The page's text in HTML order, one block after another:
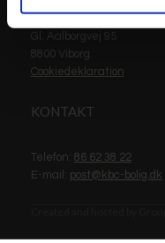
Gl. Aalborgvej 95
8800 Viborg
Cookiedeklaration
KONTAKT​
Telefon: 86 62 38 22
E-mail: post@kbc-bolig.dk